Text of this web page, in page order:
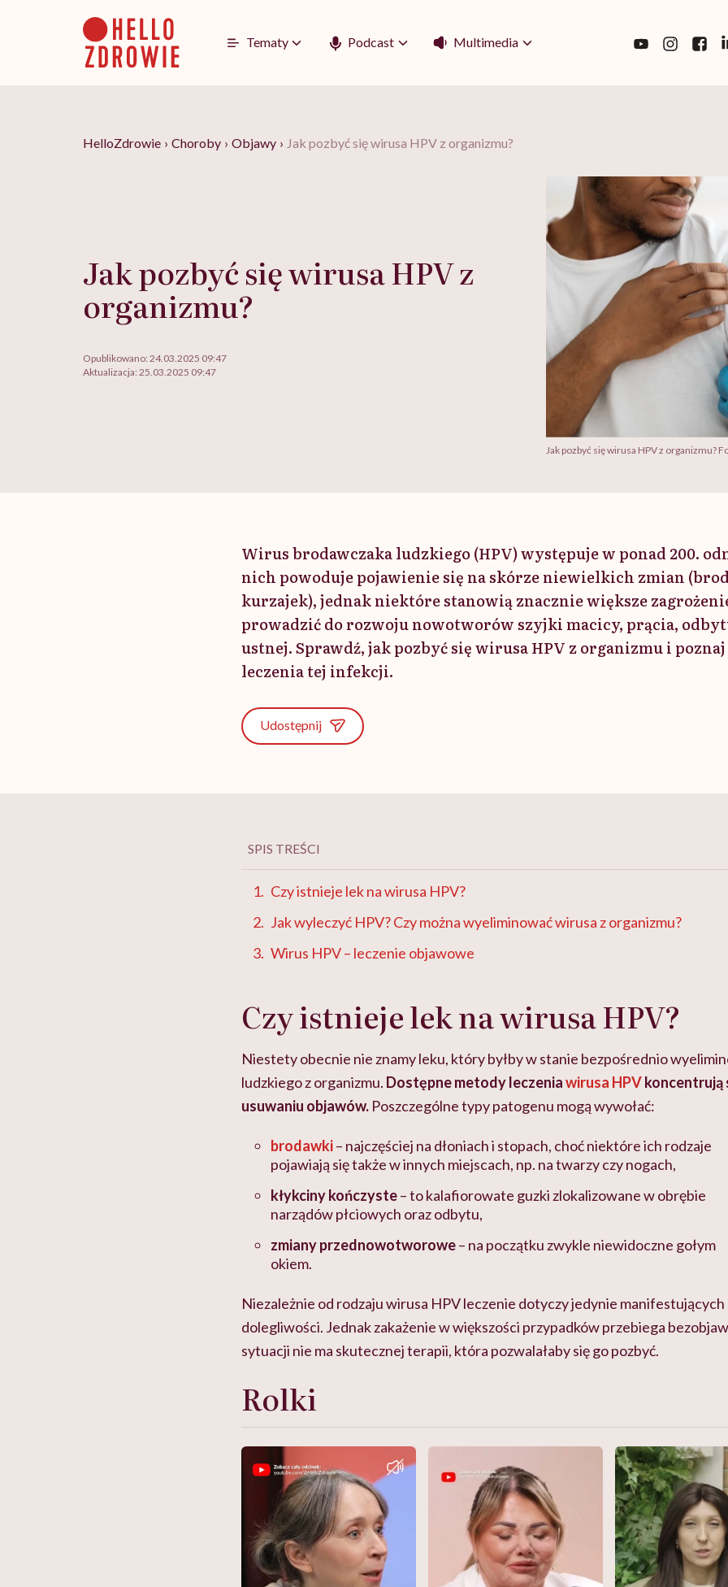
Tematy Podcast Multimedia
HelloZdrowie › Choroby › Objawy › Jak pozbyć się wirusa HPV z organizmu?
Jak pozbyć się wirusa HPV z
organizmu?
Opublikowano: 24.03.2025 09:47
Aktualizacja: 25.03.2025 09:47
Jak pozbyć się wirusa HPV z organizmu?
Wirus brodawczaka ludzkiego (HPV) występuje w ponad 200.
nich powoduje pojawienie się na skórze niewielkich zmian
kurzajek), jednak niektóre stanowią znacznie większe
prowadzić do rozwoju nowotworów szyjki macicy, prącia,
ustnej. Sprawdź, jak pozbyć się wirusa HPV z organizmu i
leczenia tej infekcji.
Udostępnij
SPIS TREŚCI
Czy istnieje lek na wirusa HPV?
Jak wyleczyć HPV? Czy można wyeliminować wirusa z organizmu?
Wirus HPV – leczenie objawowe
Czy istnieje lek na wirusa HPV?
Niestety obecnie nie znamy leku, który byłby w stanie bezpośrednio
ludzkiego z organizmu. Dostępne metody leczeniawirusa HPVkoncentrują
usuwaniu objawów. Poszczególne typy patogenu mogą wywołać:
brodawki– najczęściej na dłoniach i stopach, choć niektóre ich rodzaje
pojawiają się także w innych miejscach, np. na twarzy czy nogach,
kłykciny kończyste– to kalafiorowate guzki zlokalizowane w obrębie
narządów płciowych oraz odbytu,
zmiany przednowotworowe– na początku zwykle niewidoczne gołym
okiem.
Niezależnie od rodzaju wirusa HPV leczenie dotyczy jedynie manifestujących
dolegliwości. Jednak zakażenie w większości przypadków przebiega
sytuacji nie ma skutecznej terapii, która pozwalałaby się go pozbyć.
Rolki